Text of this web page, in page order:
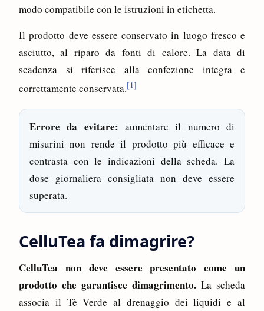
modo compatibile con le istruzioni in etichetta.
Il prodotto deve essere conservato in luogo fresco e
asciutto, al riparo da fonti di calore. La data di
scadenza si riferisce alla confezione integra e
correttamente conservata.[1]
Errore da evitare: aumentare il numero di
misurini non rende il prodotto più efficace e
contrasta con le indicazioni della scheda. La
dose giornaliera consigliata non deve essere
superata.
CelluTea fa dimagrire?
CelluTea non deve essere presentato come un
prodotto che garantisce dimagrimento. La scheda
associa il Tè Verde al drenaggio dei liquidi e al